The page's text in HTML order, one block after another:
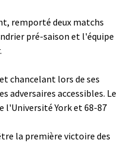
remporté deux matchs
pré-saison et l'équipe
chancelant lors de ses
adversaires accessibles. Le
l'Université York et 68-87
la première victoire des